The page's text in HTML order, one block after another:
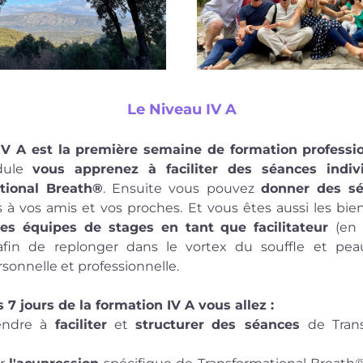
Le Niveau IV A
A est la première semaine de formation
vous apprenez à faciliter des séances
Breath®. Ensuite vous pouvez donner des
équipes de stages en tant que facilitateur (en
afin de replonger dans le vortex du souffle et
et professionnelle.
7 jours de la formation IV A vous allez :
à faciliter et structurer des séances de